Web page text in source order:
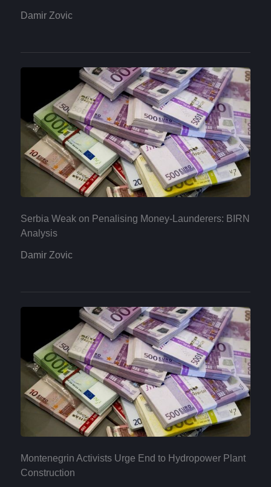
Damir Zovic
Serbia Weak on Penalising Money-Launderers: BIRN
Analysis
Damir Zovic
Montenegrin Activists Urge End to Hydropower Plant
Construction